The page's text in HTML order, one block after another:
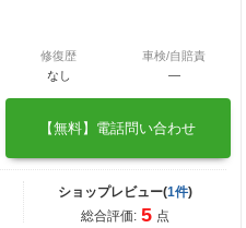
修復歴
なし
車検/自賠責
―
【無料】電話問い合わせ
ショップレビュー(1件)
総合評価: 5 点